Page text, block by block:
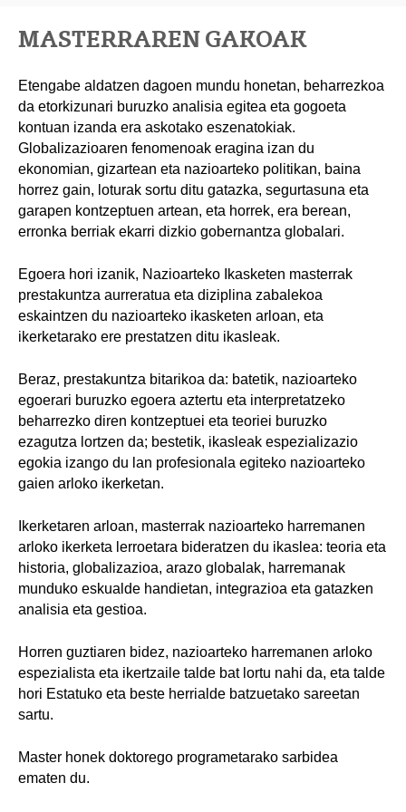
MASTERRAREN GAKOAK
Etengabe aldatzen dagoen mundu honetan, beharrezkoa
da etorkizunari buruzko analisia egitea eta gogoeta
kontuan izanda era askotako eszenatokiak.
Globalizazioaren fenomenoak eragina izan du
ekonomian, gizartean eta nazioarteko politikan, baina
horrez gain, loturak sortu ditu gatazka, segurtasuna eta
garapen kontzeptuen artean, eta horrek, era berean,
erronka berriak ekarri dizkio gobernantza globalari.
Egoera hori izanik, Nazioarteko Ikasketen masterrak
prestakuntza aurreratua eta diziplina zabalekoa
eskaintzen du nazioarteko ikasketen arloan, eta
ikerketarako ere prestatzen ditu ikasleak.
Beraz, prestakuntza bitarikoa da: batetik, nazioarteko
egoerari buruzko egoera aztertu eta interpretatzeko
beharrezko diren kontzeptuei eta teoriei buruzko
ezagutza lortzen da; bestetik, ikasleak espezializazio
egokia izango du lan profesionala egiteko nazioarteko
gaien arloko ikerketan.
Ikerketaren arloan, masterrak nazioarteko harremanen
arloko ikerketa lerroetara bideratzen du ikaslea: teoria eta
historia, globalizazioa, arazo globalak, harremanak
munduko eskualde handietan, integrazioa eta gatazken
analisia eta gestioa.
Horren guztiaren bidez, nazioarteko harremanen arloko
espezialista eta ikertzaile talde bat lortu nahi da, eta talde
hori Estatuko eta beste herrialde batzuetako sareetan
sartu.
Master honek doktorego programetarako sarbidea
ematen du.